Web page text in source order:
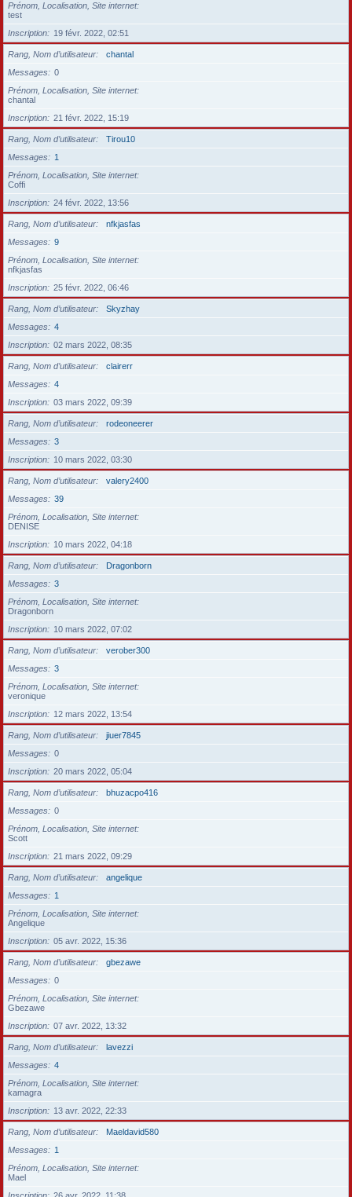
Prénom, Localisation, Site internet
test
Inscription
19 févr. 2022, 02:51
Rang, Nom d’utilisateur
chantal
Messages
0
Prénom, Localisation, Site internet
chantal
Inscription
21 févr. 2022, 15:19
Rang, Nom d’utilisateur
Tirou10
Messages
1
Prénom, Localisation, Site internet
Coffi
Inscription
24 févr. 2022, 13:56
Rang, Nom d’utilisateur
nfkjasfas
Messages
9
Prénom, Localisation, Site internet
nfkjasfas
Inscription
25 févr. 2022, 06:46
Rang, Nom d’utilisateur
Skyzhay
Messages
4
Inscription
02 mars 2022, 08:35
Rang, Nom d’utilisateur
clairerr
Messages
4
Inscription
03 mars 2022, 09:39
Rang, Nom d’utilisateur
rodeoneerer
Messages
3
Inscription
10 mars 2022, 03:30
Rang, Nom d’utilisateur
valery2400
Messages
39
Prénom, Localisation, Site internet
DENISE
Inscription
10 mars 2022, 04:18
Rang, Nom d’utilisateur
Dragonborn
Messages
3
Prénom, Localisation, Site internet
Dragonborn
Inscription
10 mars 2022, 07:02
Rang, Nom d’utilisateur
verober300
Messages
3
Prénom, Localisation, Site internet
veronique
Inscription
12 mars 2022, 13:54
Rang, Nom d’utilisateur
jiuer7845
Messages
0
Inscription
20 mars 2022, 05:04
Rang, Nom d’utilisateur
bhuzacpo416
Messages
0
Prénom, Localisation, Site internet
Scott
Inscription
21 mars 2022, 09:29
Rang, Nom d’utilisateur
angelique
Messages
1
Prénom, Localisation, Site internet
Angelique
Inscription
05 avr. 2022, 15:36
Rang, Nom d’utilisateur
gbezawe
Messages
0
Prénom, Localisation, Site internet
Gbezawe
Inscription
07 avr. 2022, 13:32
Rang, Nom d’utilisateur
lavezzi
Messages
4
Prénom, Localisation, Site internet
kamagra
Inscription
13 avr. 2022, 22:33
Rang, Nom d’utilisateur
Maeldavid580
Messages
1
Prénom, Localisation, Site internet
Mael